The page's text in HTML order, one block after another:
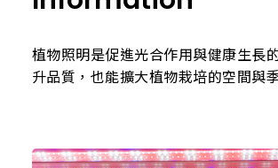
植物照明是促進光合作用與健康生長
升品質，也能擴大植物栽培的空間與